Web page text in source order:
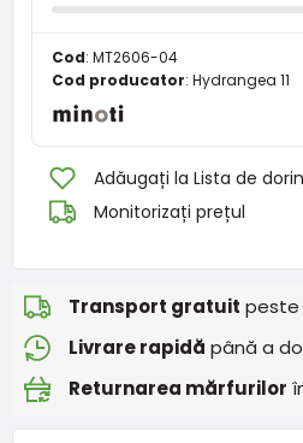
Cod: MT2606-04
Cod producator: Hydrangea 11
Adăugați la Lista de
Monitorizați prețul
Transport gratuit peste
Livrare rapidă până a
Returnarea mărfurilor